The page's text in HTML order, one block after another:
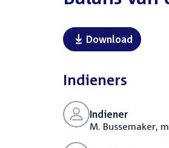
Download
Indieners
Indiener
M. Bussemaker,